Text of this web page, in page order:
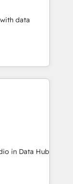
data
in Data Hub